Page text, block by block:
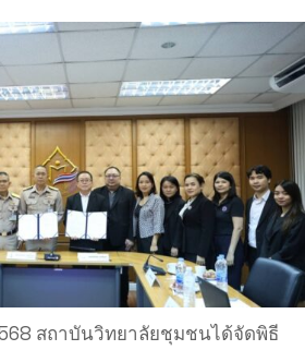
สถาบันวิทยาลัยชุมชนได้จัดพิธี